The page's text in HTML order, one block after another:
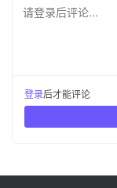
请登录后评论...
登录后才能评论